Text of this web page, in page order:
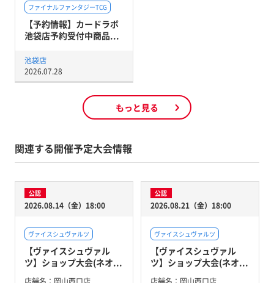
ファイナルファンタジーTCG
【予約情報】カードラボ
池袋店予約受付中商品...
池袋店
2026.07.28
もっと見る
関連する開催予定大会情報
公認
2026.08.14（金）18:00
ヴァイスシュヴァルツ
【ヴァイスシュヴァル
ツ】ショップ大会(ネオ...
公認
2026.08.21（金）18:00
ヴァイスシュヴァルツ
【ヴァイスシュヴァル
ツ】ショップ大会(ネオ...